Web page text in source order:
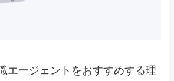
エージェントをおすすめする理